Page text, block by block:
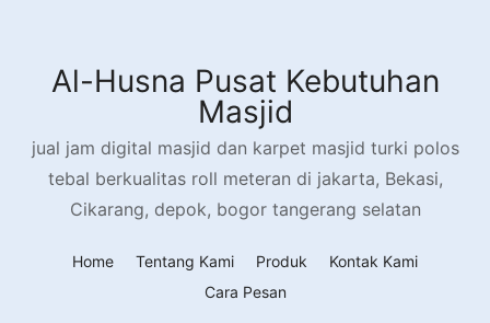
Al-Husna Pusat Kebutuhan
Masjid
jual jam digital masjid dan karpet masjid turki polos
tebal berkualitas roll meteran di jakarta, Bekasi,
Cikarang, depok, bogor tangerang selatan
Home Tentang Kami Produk
Kontak Kami
Cara Pesan